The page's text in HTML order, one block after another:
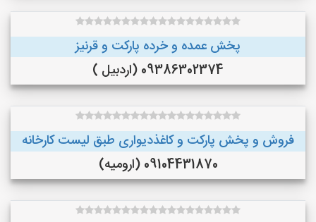
پخش عمده و خرده پارکت و قرنیز
09386302374 (اردبیل )
فروش و پخش پارکت و کاغذدیواری طبق لیست کارخانه
09104431870 (ارومیه)